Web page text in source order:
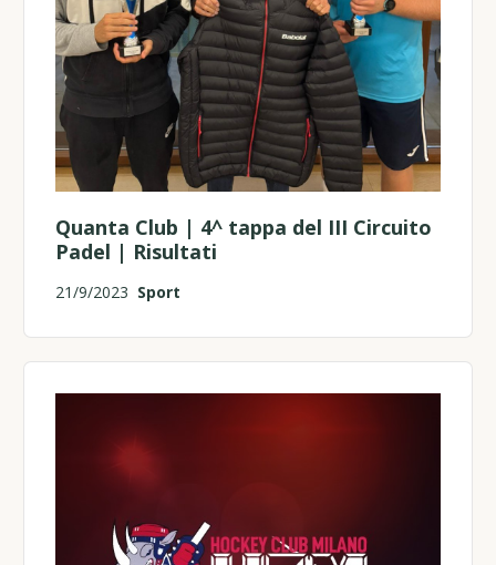
Quanta Club | 4^ tappa del III Circuito
Padel | Risultati
21/9/2023 Sport